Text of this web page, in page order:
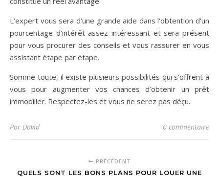
L’expert vous sera d’une grande aide dans l’obtention d’un
pourcentage d’intérêt assez intéressant et sera présent
pour vous procurer des conseils et vous rassurer en vous
assistant étape par étape.
Somme toute, il existe plusieurs possibilités qui s’offrent à
vous pour augmenter vos chances d’obtenir un prêt
immobilier. Respectez-les et vous ne serez pas déçu.
Par David 0 commentaire
PRÉCÉDENT
QUELS SONT LES BONS PLANS POUR LOUER UNE